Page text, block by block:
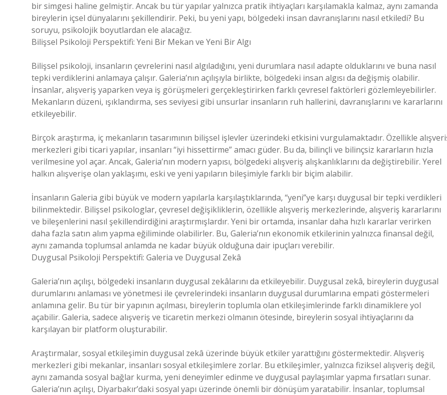
bir simgesi haline gelmiştir. Ancak bu tür yapılar yalnızca pratik ihtiyaçları karşılamakla kalmaz, aynı zamanda
bireylerin içsel dünyalarını şekillendirir. Peki, bu yeni yapı, bölgedeki insan davranışlarını nasıl etkiledi? Bu
soruyu, psikolojik boyutlardan ele alacağız.
Bilişsel Psikoloji Perspektifi: Yeni Bir Mekan ve Yeni Bir Algı
Bilişsel psikoloji, insanların çevrelerini nasıl algıladığını, yeni durumlara nasıl adapte olduklarını ve buna nasıl
tepki verdiklerini anlamaya çalışır. Galeria’nın açılışıyla birlikte, bölgedeki insan algısı da değişmiş olabilir.
İnsanlar, alışveriş yaparken veya iş görüşmeleri gerçekleştirirken farklı çevresel faktörleri gözlemleyebilirler.
Mekanların düzeni, ışıklandırma, ses seviyesi gibi unsurlar insanların ruh hallerini, davranışlarını ve kararlarını
etkileyebilir.
Birçok araştırma, iç mekanların tasarımının bilişsel işlevler üzerindeki etkisini vurgulamaktadır. Özellikle
merkezleri gibi ticari yapılar, insanları “iyi hissettirme” amacı güder. Bu da, bilinçli ve bilinçsiz kararların hızla
verilmesine yol açar. Ancak, Galeria’nın modern yapısı, bölgedeki alışveriş alışkanlıklarını da değiştirebilir. Yerel
halkın alışverişe olan yaklaşımı, eski ve yeni yapıların bileşimiyle farklı bir biçim alabilir.
İnsanların Galeria gibi büyük ve modern yapılarla karşılaştıklarında, “yeni”ye karşı duygusal bir tepki verdikleri
bilinmektedir. Bilişsel psikologlar, çevresel değişikliklerin, özellikle alışveriş merkezlerinde, alışveriş kararlarını
ve bileşenlerini nasıl şekillendirdiğini araştırmışlardır. Yeni bir ortamda, insanlar daha hızlı kararlar verirken
daha fazla satın alım yapma eğiliminde olabilirler. Bu, Galeria’nın ekonomik etkilerinin yalnızca finansal değil,
aynı zamanda toplumsal anlamda ne kadar büyük olduğuna dair ipuçları verebilir.
Duygusal Psikoloji Perspektifi: Galeria ve Duygusal Zekâ
Galeria’nın açılışı, bölgedeki insanların duygusal zekâlarını da etkileyebilir. Duygusal zekâ, bireylerin duygusal
durumlarını anlaması ve yönetmesi ile çevrelerindeki insanların duygusal durumlarına empati göstermeleri
anlamına gelir. Bu tür bir yapının açılması, bireylerin toplumla olan etkileşimlerinde farklı dinamiklere yol
açabilir. Galeria, sadece alışveriş ve ticaretin merkezi olmanın ötesinde, bireylerin sosyal ihtiyaçlarını da
karşılayan bir platform oluşturabilir.
Araştırmalar, sosyal etkileşimin duygusal zekâ üzerinde büyük etkiler yarattığını göstermektedir. Alışveriş
merkezleri gibi mekanlar, insanları sosyal etkileşimlere zorlar. Bu etkileşimler, yalnızca fiziksel alışveriş değil,
aynı zamanda sosyal bağlar kurma, yeni deneyimler edinme ve duygusal paylaşımlar yapma fırsatları sunar.
Galeria’nın açılışı, Diyarbakır’daki sosyal yapı üzerinde önemli bir dönüşüm yaratabilir. İnsanlar, toplumsal